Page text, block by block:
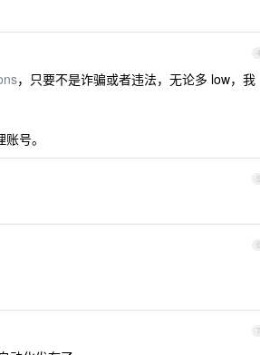
4
，只要不是诈骗或者违法，无论多 low，我
号。
5
6
7